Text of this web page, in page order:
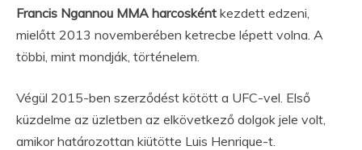
Francis Ngannou MMA harcosként kezdett edzeni,
mielőtt 2013 novemberében ketrecbe lépett volna. A
többi, mint mondják, történelem.
Végül 2015-ben szerződést kötött a UFC-vel. Első
küzdelme az üzletben az elkövetkező dolgok jele volt,
amikor határozottan kiütötte Luis Henrique-t.